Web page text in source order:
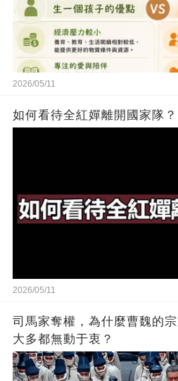
2026/05/11
如何看待全紅嬋離開國家隊？
2026/05/11
司馬家奪權，為什麼曹魏的
大多都無動于衷？